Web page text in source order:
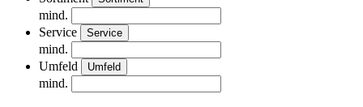
mind.
Service
Service
mind.
Umfeld
Umfeld
mind.